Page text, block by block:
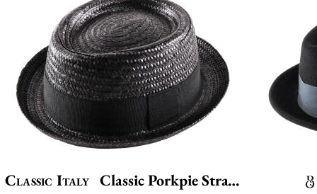
Classic Italy Classic Porkpie Straw